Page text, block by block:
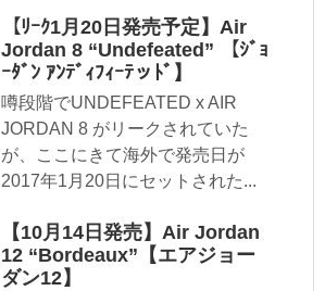
【ﾘｰｸ1月20日発売予定】Air
Jordan 8 “Undefeated” 【ｼﾞｮ
ｰﾀﾞﾝ ｱﾝﾃﾞｨﾌｨｰﾃッﾄﾞ】
噂段階でUNDEFEATED x AIR
JORDAN 8 がリークされていた
が、ここにきて海外で発売日が
2017年1月20日にセットされた...
【10月14日発売】Air Jordan
12 “Bordeaux”【エアジョー
ダン12】